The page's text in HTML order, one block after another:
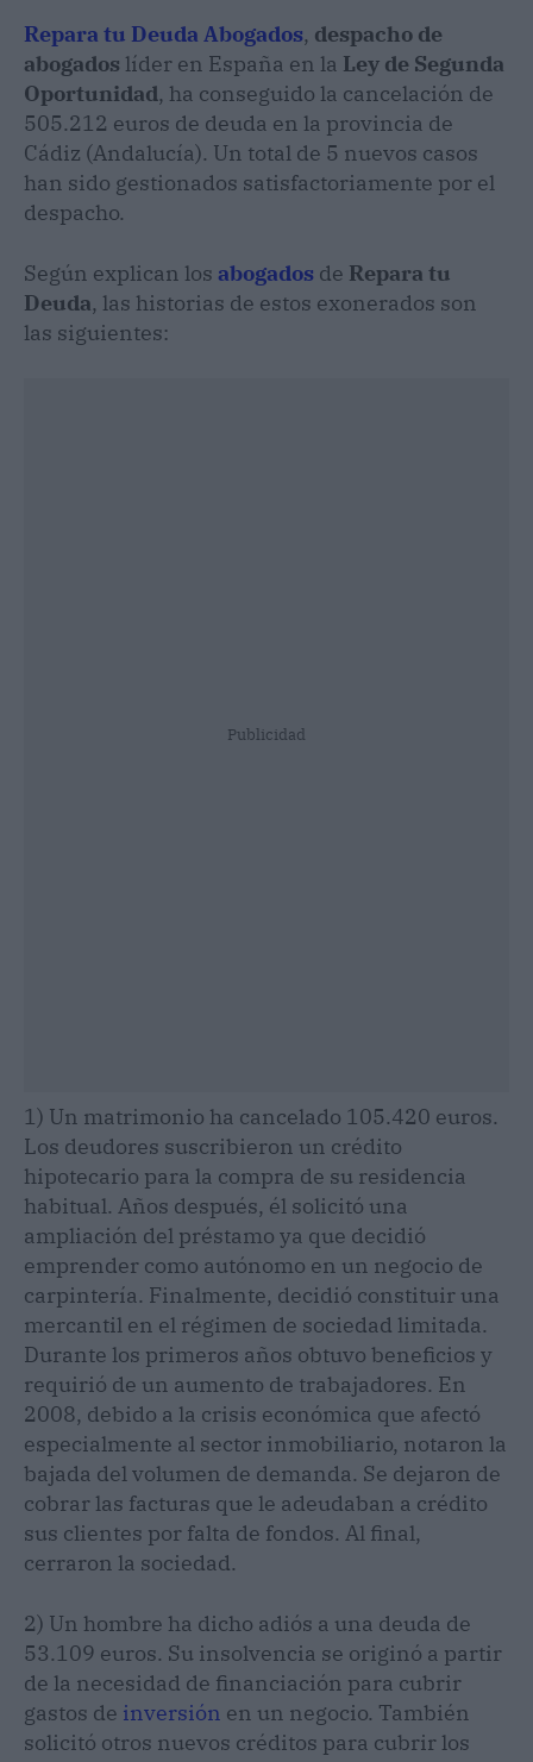
Repara tu Deuda Abogados, despacho de
abogados líder en España en la Ley de Segunda
Oportunidad, ha conseguido la cancelación de
505.212 euros de deuda en la provincia de
Cádiz (Andalucía). Un total de 5 nuevos casos
han sido gestionados satisfactoriamente por el
despacho.
Según explican los abogados de Repara tu
Deuda, las historias de estos exonerados son
las siguientes:
Publicidad
1) Un matrimonio ha cancelado 105.420 euros.
Los deudores suscribieron un crédito
hipotecario para la compra de su residencia
habitual. Años después, él solicitó una
ampliación del préstamo ya que decidió
emprender como autónomo en un negocio de
carpintería. Finalmente, decidió constituir una
mercantil en el régimen de sociedad limitada.
Durante los primeros años obtuvo beneficios y
requirió de un aumento de trabajadores. En
2008, debido a la crisis económica que afectó
especialmente al sector inmobiliario, notaron la
bajada del volumen de demanda. Se dejaron de
cobrar las facturas que le adeudaban a crédito
sus clientes por falta de fondos. Al final,
cerraron la sociedad.
2) Un hombre ha dicho adiós a una deuda de
53.109 euros. Su insolvencia se originó a partir
de la necesidad de financiación para cubrir
gastos de inversión en un negocio. También
solicitó otros nuevos créditos para cubrir los